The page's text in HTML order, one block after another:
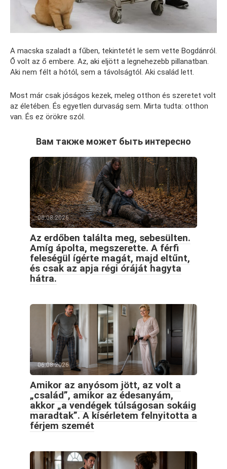
A macska szaladt a fűben, tekintetét le sem vette Bogdánról.
Ő volt az ő embere. Az, aki eljött a legnehezebb pillanatban.
Aki nem félt a hótól, sem a távolságtól. Aki család lett.
Most már csak jóságos kezek, meleg otthon és szeretet volt
az életében. És egyetlen durvaság sem. Mirta tudta: otthon
van. És ez örökre szól.
Вам также может быть интересно
06.08.2026
Az erdőben találta meg, sebesülten.
Amíg ápolta, megszerette. A férfi
feleségül ígérte magát, majd eltűnt,
és csak az apja régi óráját hagyta
hátra.
06.08.2026
Amikor az anyósom jött, az volt a
„család”, amikor az édesanyám,
akkor „a vendégek túlságosan sokáig
maradtak”. A kísérletem felnyitotta a
férjem szemét